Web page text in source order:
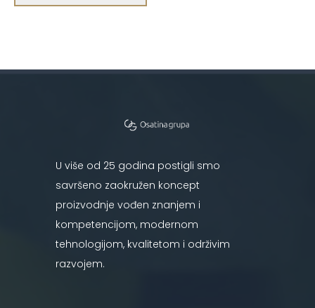
U više od 25 godina postigli smo
savršeno zaokružen koncept
proizvodnje vođen znanjem i
kompetencijom, modernom
tehnologijom, kvalitetom i održivim
razvojem.